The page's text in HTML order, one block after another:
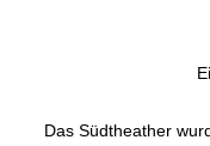
Das Südtheather